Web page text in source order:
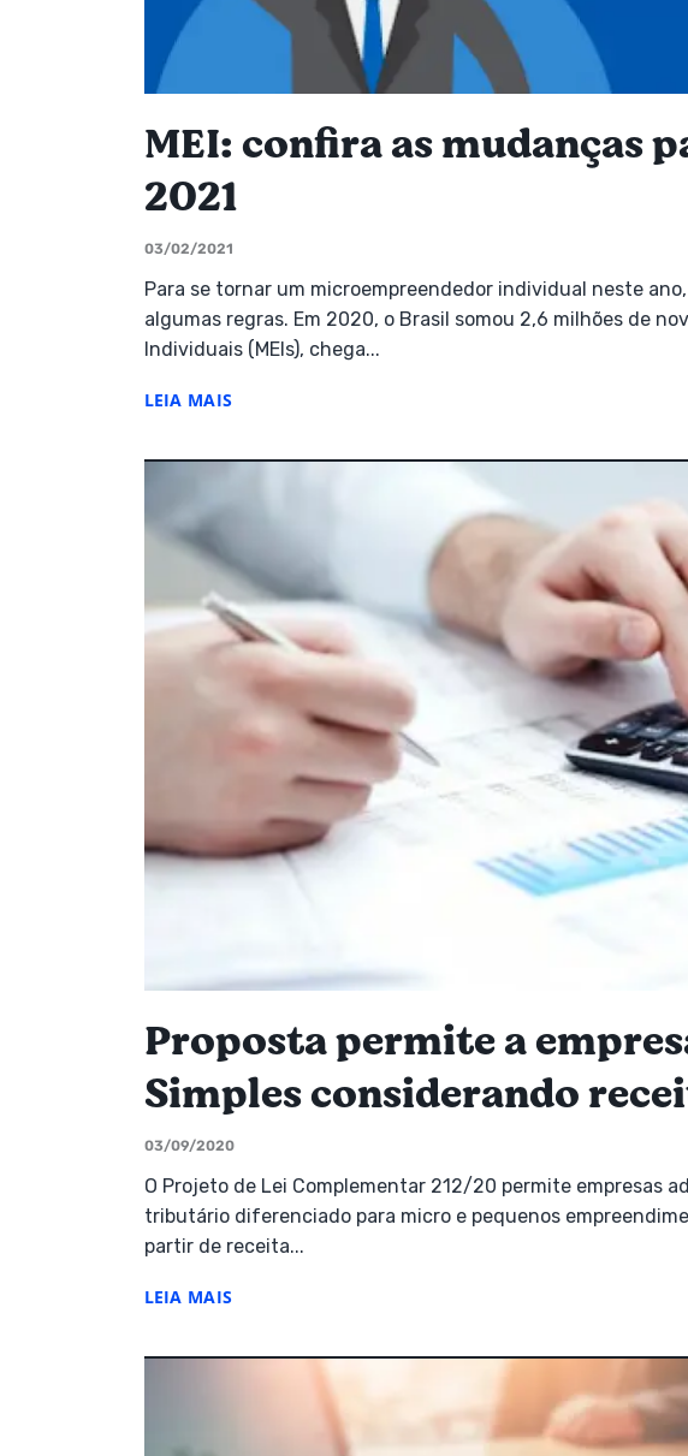
MEI: confira as mudanças
2021
03/02/2021
Para se tornar um microempreendedor individual neste
algumas regras. Em 2020, o Brasil somou 2,6 milhões de
Individuais (MEIs), chega...
LEIA MAIS
Proposta permite a
Simples considerando
03/09/2020
O Projeto de Lei Complementar 212/20 permite empresas
tributário diferenciado para micro e pequenos
partir de receita...
LEIA MAIS